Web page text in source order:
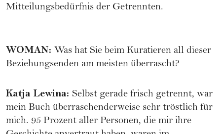
Mitteilungsbedürfnis der Getrennten.
WOMAN: Was hat Sie beim Kuratieren all dieser
Beziehungsenden am meisten überrascht?
Katja Lewina: Selbst gerade frisch getrennt, war
mein Buch überraschenderweise sehr tröstlich für
mich. 95 Prozent aller Personen, die mir ihre